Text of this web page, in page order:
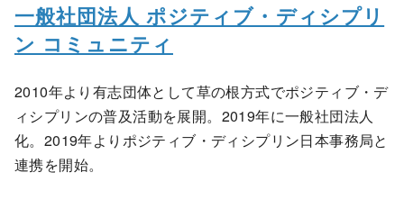
一般社団法人 ポジティブ・ディシプリ
ン コミュニティ
2010年より有志団体として草の根方式でポジティブ・デ
ィシプリンの普及活動を展開。2019年に一般社団法人
化。2019年よりポジティブ・ディシプリン日本事務局と
連携を開始。